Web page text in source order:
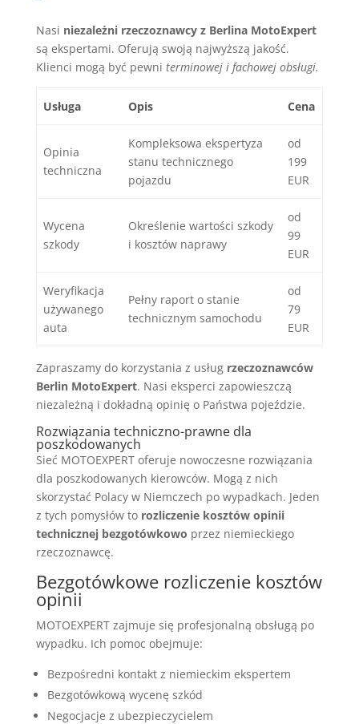
Nasi niezależni rzeczoznawcy z Berlina MotoExpert
są ekspertami. Oferują swoją najwyższą jakość.
Klienci mogą być pewni terminowej i fachowej obsługi.
Usługa Opis Cena
Opinia
techniczna
Kompleksowa ekspertyza
stanu technicznego
pojazdu
od
199
EUR
Wycena
szkody
Określenie wartości szkody
i kosztów naprawy
od
99
EUR
Weryfikacja
używanego
auta
Pełny raport o stanie
technicznym samochodu
od
79
EUR
Zapraszamy do korzystania z usług rzeczoznawców
Berlin MotoExpert. Nasi eksperci zapowieszczą
niezależną i dokładną opinię o Państwa pojeździe.
Rozwiązania techniczno-prawne dla
poszkodowanych
Sieć MOTOEXPERT oferuje nowoczesne rozwiązania
dla poszkodowanych kierowców. Mogą z nich
skorzystać Polacy w Niemczech po wypadkach. Jeden
z tych pomysłów to rozliczenie kosztów opinii
technicznej bezgotówkowo przez niemieckiego
rzeczoznawcę.
Bezgotówkowe rozliczenie kosztów
opinii
MOTOEXPERT zajmuje się profesjonalną obsługą po
wypadku. Ich pomoc obejmuje:
Bezpośredni kontakt z niemieckim ekspertem
Bezgotówkową wycenę szkód
Negocjacje z ubezpieczycielem